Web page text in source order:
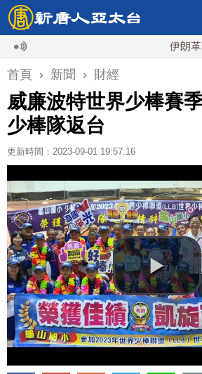
伊朗革命衛
首頁 › 新聞 › 財經
威廉波特世界少棒賽
少棒隊返台
更新時間：2023-09-01 19:57:16